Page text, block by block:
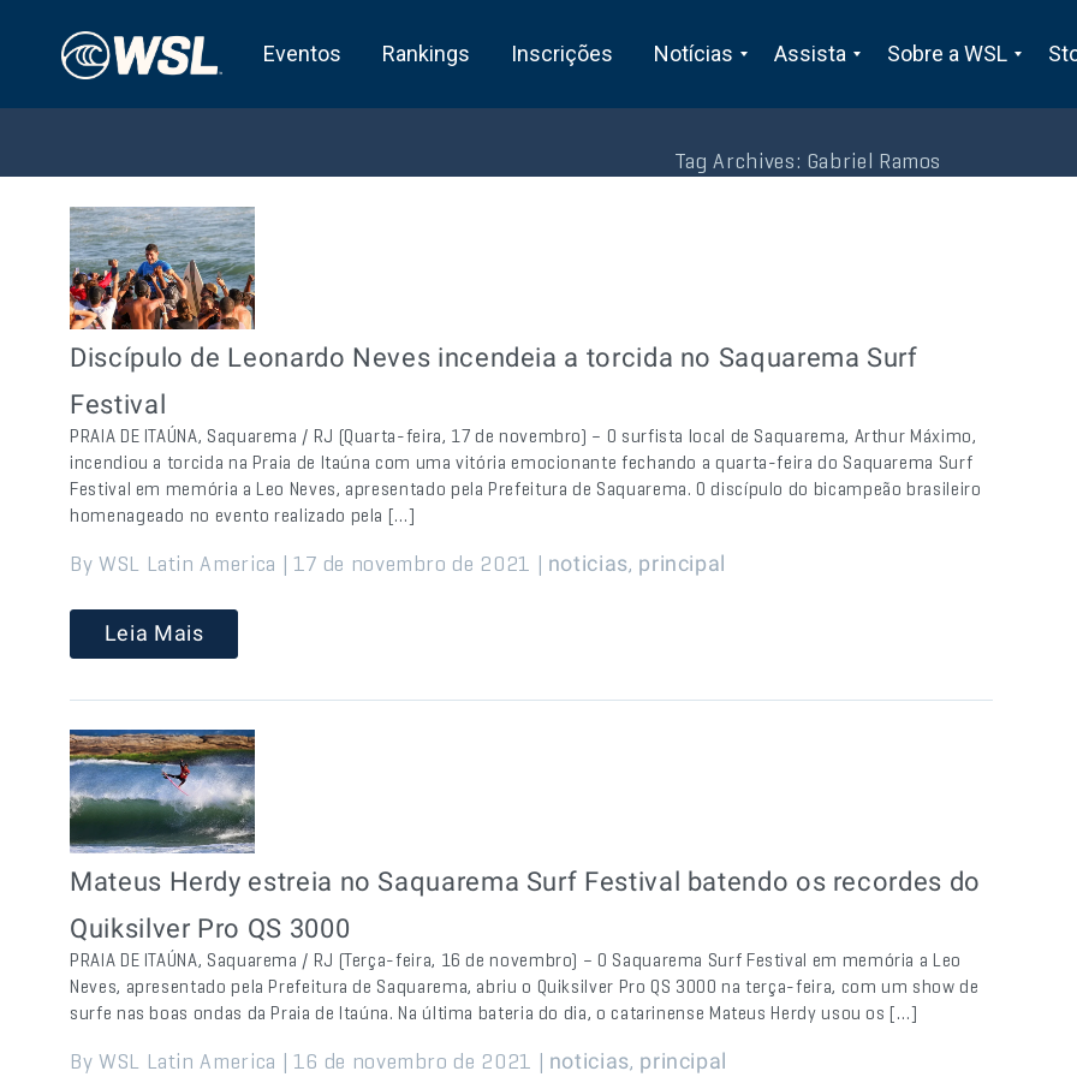
Eventos Rankings Inscrições Notícias Assista Sobre a WSL
Tag Archives: Gabriel Ramos
Discípulo de Leonardo Neves incendeia a torcida no Saquarema Surf
Festival
PRAIA DE ITAÚNA, Saquarema / RJ (Quarta-feira, 17 de novembro) – O surfista local de Saquarema, Arthur Máximo,
incendiou a torcida na Praia de Itaúna com uma vitória emocionante fechando a quarta-feira do Saquarema Surf
Festival em memória a Leo Neves, apresentado pela Prefeitura de Saquarema. O discípulo do bicampeão brasileiro
homenageado no evento realizado pela […]
By WSL Latin America | 17 de novembro de 2021 | noticias, principal
Leia Mais
Mateus Herdy estreia no Saquarema Surf Festival batendo os recordes do
Quiksilver Pro QS 3000
PRAIA DE ITAÚNA, Saquarema / RJ (Terça-feira, 16 de novembro) – O Saquarema Surf Festival em memória a Leo
Neves, apresentado pela Prefeitura de Saquarema, abriu o Quiksilver Pro QS 3000 na terça-feira, com um show de
surfe nas boas ondas da Praia de Itaúna. Na última bateria do dia, o catarinense Mateus Herdy usou os […]
By WSL Latin America | 16 de novembro de 2021 | noticias, principal